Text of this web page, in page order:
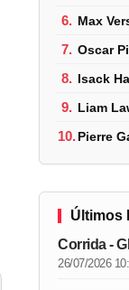
6. Max
7. Oscar
8. Isack
9. Liam
10.Pierre
Últimos
Corrida -
26/07/2026